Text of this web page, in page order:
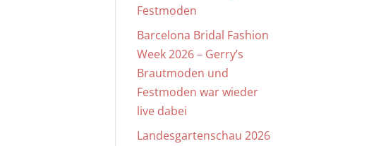
Festmoden
Barcelona Bridal Fashion
Week 2026 – Gerry’s
Brautmoden und
Festmoden war wieder
live dabei
Landesgartenschau 2026